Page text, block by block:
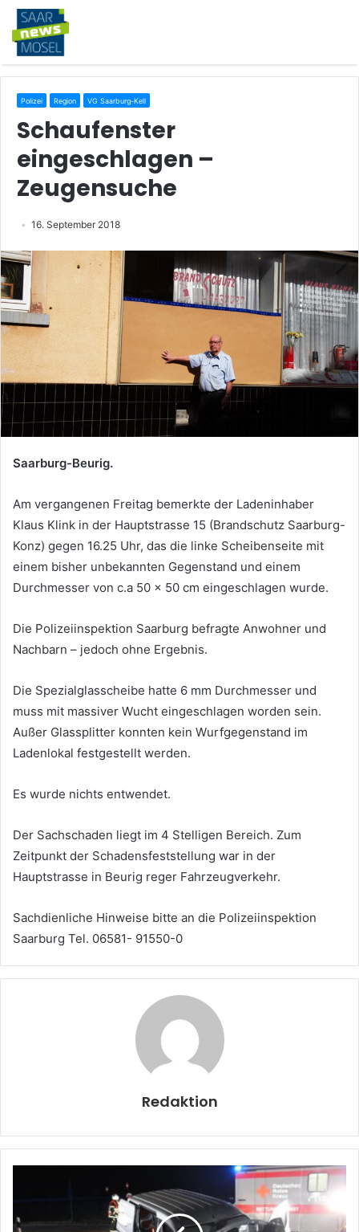
Polizei Region VG Saarburg-Kell
Schaufenster
eingeschlagen –
Zeugensuche
16. September 2018
Saarburg-Beurig.
Am vergangenen Freitag bemerkte der Ladeninhaber
Klaus Klink in der Hauptstrasse 15 (Brandschutz Saarburg-
Konz) gegen 16.25 Uhr, das die linke Scheibenseite mit
einem bisher unbekannten Gegenstand und einem
Durchmesser von c.a 50 x 50 cm eingeschlagen wurde.
Die Polizeiinspektion Saarburg befragte Anwohner und
Nachbarn – jedoch ohne Ergebnis.
Die Spezialglasscheibe hatte 6 mm Durchmesser und
muss mit massiver Wucht eingeschlagen worden sein.
Außer Glassplitter konnten kein Wurfgegenstand im
Ladenlokal festgestellt werden.
Es wurde nichts entwendet.
Der Sachschaden liegt im 4 Stelligen Bereich. Zum
Zeitpunkt der Schadensfeststellung war in der
Hauptstrasse in Beurig reger Fahrzeugverkehr.
Sachdienliche Hinweise bitte an die Polizeiinspektion
Saarburg Tel. 06581- 91550-0
Redaktion